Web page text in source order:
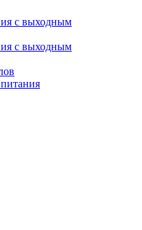
с выходным
с выходным